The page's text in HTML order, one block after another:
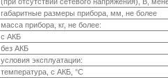
габаритные размеры прибора, мм, не более
масса прибора, кг, не более:
с АКБ
без АКБ
условия эксплуатации:
температура, с АКБ, °С